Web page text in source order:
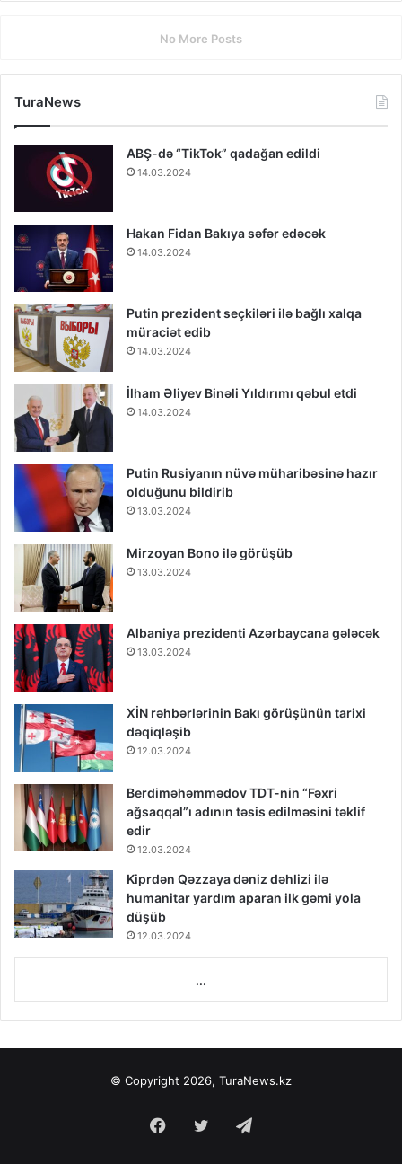
No More Posts
TuraNews
ABŞ-də “TikTok” qadağan edildi
14.03.2024
Hakan Fidan Bakıya səfər edəcək
14.03.2024
Putin prezident seçkiləri ilə bağlı xalqa
müraciət edib
14.03.2024
İlham Əliyev Binəli Yıldırımı qəbul etdi
14.03.2024
Putin Rusiyanın nüvə müharibəsinə hazır
olduğunu bildirib
13.03.2024
Mirzoyan Bono ilə görüşüb
13.03.2024
Albaniya prezidenti Azərbaycana gələcək
13.03.2024
XİN rəhbərlərinin Bakı görüşünün tarixi
dəqiqləşib
12.03.2024
Berdiməhəmmədov TDT-nin “Fəxri
ağsaqqal”ı adının təsis edilməsini təklif
edir
12.03.2024
Kiprdən Qəzzaya dəniz dəhlizi ilə
humanitar yardım aparan ilk gəmi yola
düşüb
12.03.2024
...
© Copyright 2026, TuraNews.kz
Facebook
Twitter